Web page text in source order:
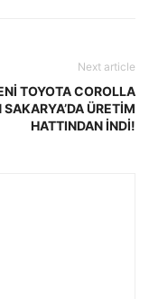
Next article
TOYOTA COROLLA
SAKARYA’DA ÜRETİM
HATTINDAN İNDİ!